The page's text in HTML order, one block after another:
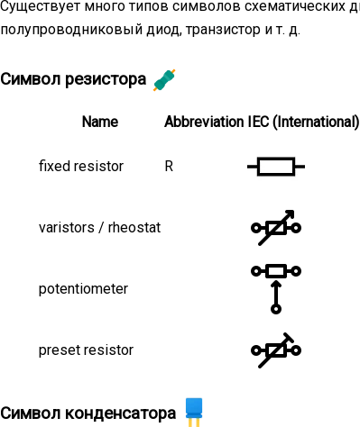
Существует много типов символов схематических
полупроводниковый диод, транзистор и т. д.
Символ резистора
Name Abbreviation IEC (International)
fixed resistor R
varistors / rheostat
potentiometer
preset resistor
Символ конденсатора